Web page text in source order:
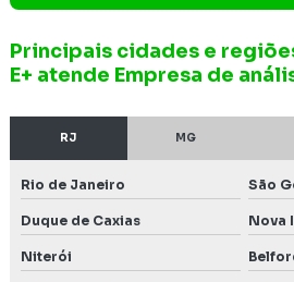
Inventário florestal preço
Investigação confirmatória de
Investigação de passivo ambiental
Investigação de passivo
combustíveis
Levantamento de fauna
Principais cidades e
E+ atende Empresa de
RJ MG
Rio de Janeiro São
Duque de Caxias Nova
Niterói